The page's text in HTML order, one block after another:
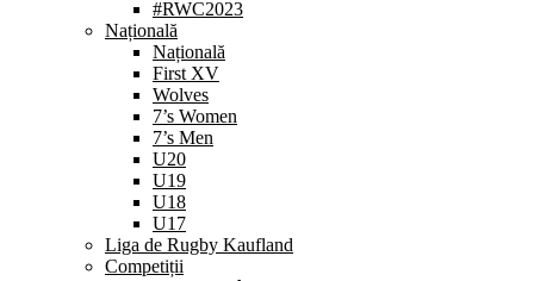
#RWC2023
Națională
Națională
First XV
Wolves
7’s Women
7’s Men
U20
U19
U18
U17
Liga de Rugby Kaufland
Competiții